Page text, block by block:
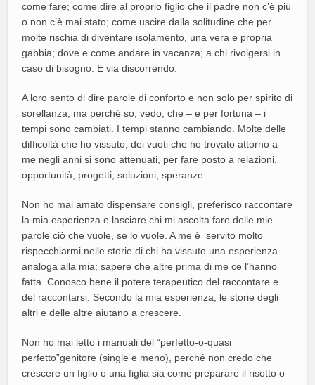
come fare; come dire al proprio figlio che il padre non c’è più
o non c’è mai stato; come uscire dalla solitudine che per
molte rischia di diventare isolamento, una vera e propria
gabbia; dove e come andare in vacanza; a chi rivolgersi in
caso di bisogno. E via discorrendo.
A loro sento di dire parole di conforto e non solo per spirito di
sorellanza, ma perché so, vedo, che – e per fortuna – i
tempi sono cambiati. I tempi stanno cambiando. Molte delle
difficoltà che ho vissuto, dei vuoti che ho trovato attorno a
me negli anni si sono attenuati, per fare posto a relazioni,
opportunità, progetti, soluzioni, speranze.
Non ho mai amato dispensare consigli, preferisco raccontare
la mia esperienza e lasciare chi mi ascolta fare delle mie
parole ciò che vuole, se lo vuole. A me è servito molto
rispecchiarmi nelle storie di chi ha vissuto una esperienza
analoga alla mia; sapere che altre prima di me ce l’hanno
fatta. Conosco bene il potere terapeutico del raccontare e
del raccontarsi. Secondo la mia esperienza, le storie degli
altri e delle altre aiutano a crescere.
Non ho mai letto i manuali del “perfetto-o-quasi
perfetto”genitore (single e meno), perché non credo che
crescere un figlio o una figlia sia come preparare il risotto o